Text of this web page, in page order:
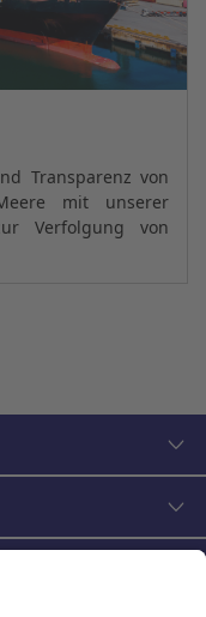
Transparenz von
mit unserer
Verfolgung von